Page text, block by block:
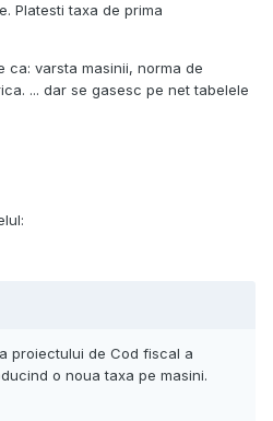
Platesti taxa de prima
ca: varsta masinii, norma de
... dar se gasesc pe net tabelele
proiectului de Cod fiscal a
o noua taxa pe masini.